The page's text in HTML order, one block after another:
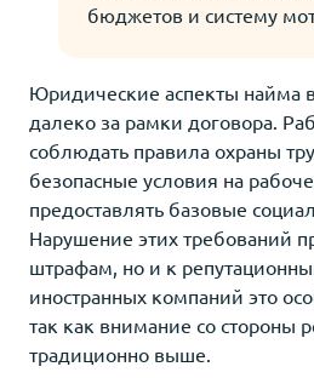
бюджетов и систему
Юридические аспекты найма
далеко за рамки договора.
соблюдать правила охраны
безопасные условия на
предоставлять базовые
Нарушение этих требований
штрафам, но и к
иностранных компаний это
так как внимание со стороны
традиционно выше.